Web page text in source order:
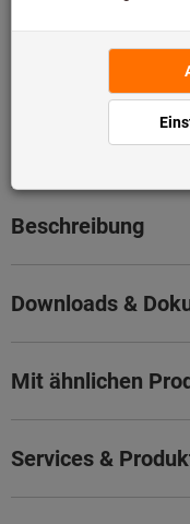
Produktdetails
Beschreibung
Downloads &
Mit ähnlichen
Services &